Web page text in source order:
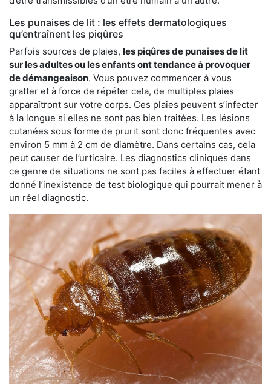
Les punaises de lit : les effets dermatologiques
qu’entraînent les piqûres
Parfois sources de plaies, les piqûres de punaises de lit
sur les adultes ou les enfants ont tendance à provoquer
de démangeaison. Vous pouvez commencer à vous
gratter et à force de répéter cela, de multiples plaies
apparaîtront sur votre corps. Ces plaies peuvent s’infecter
à la longue si elles ne sont pas bien traitées. Les lésions
cutanées sous forme de prurit sont donc fréquentes avec
environ 5 mm à 2 cm de diamètre. Dans certains cas, cela
peut causer de l’urticaire. Les diagnostics cliniques dans
ce genre de situations ne sont pas faciles à effectuer étant
donné l’inexistence de test biologique qui pourrait mener à
un réel diagnostic.